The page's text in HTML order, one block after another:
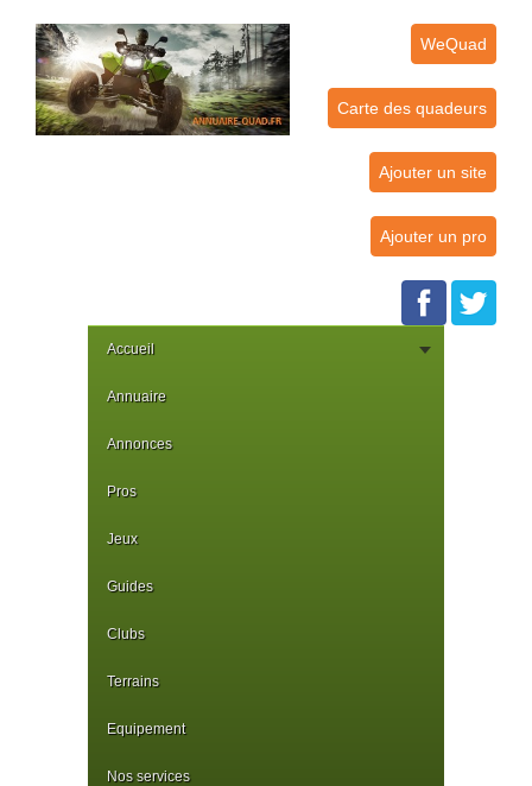
WeQuad
Carte des quadeurs
Ajouter un site
Ajouter un pro
Accueil
Annuaire
Annonces
Pros
Jeux
Guides
Clubs
Terrains
Equipement
Nos services